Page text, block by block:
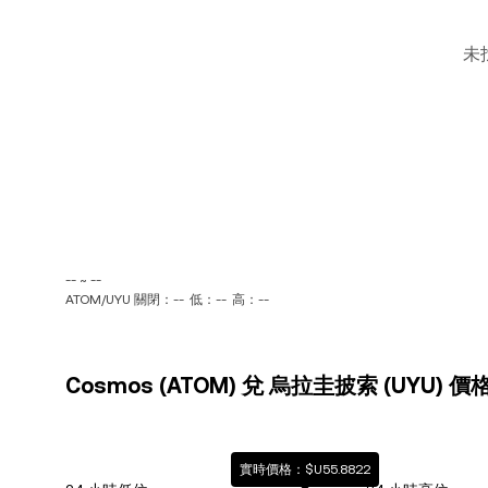
未
-- ~ --
ATOM/UYU 關閉：-- 低：-- 高：--
Cosmos (ATOM) 兌 烏拉圭披索 (UYU) 價
實時價格：$U55.8822